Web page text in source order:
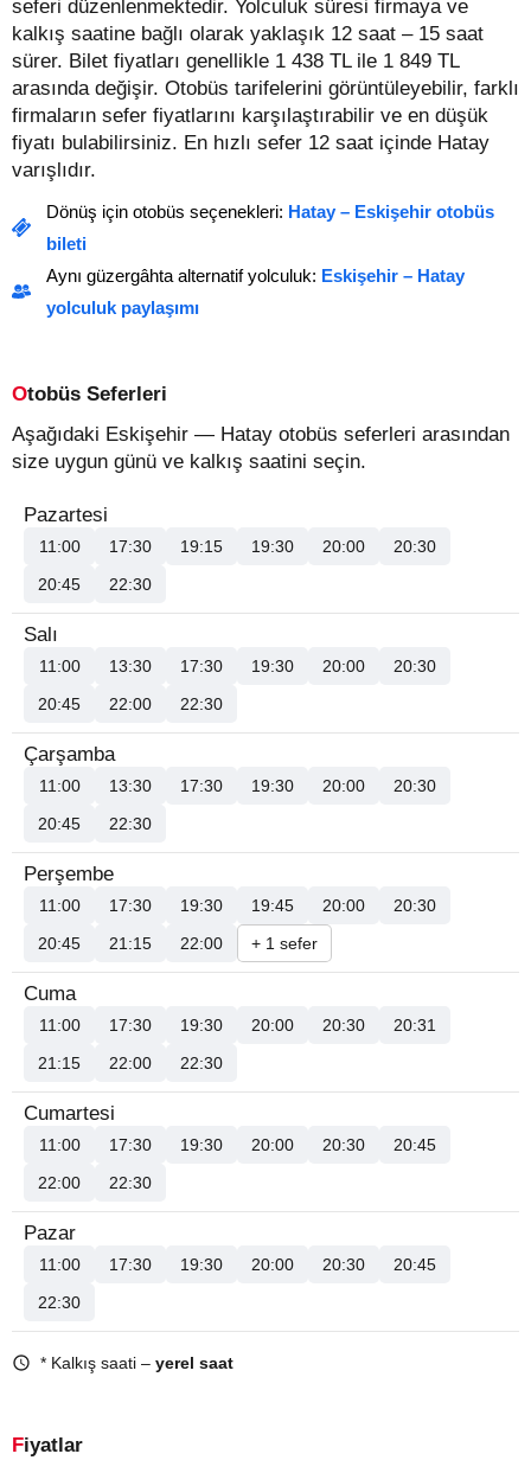
seferi düzenlenmektedir. Yolculuk süresi firmaya ve
kalkış saatine bağlı olarak yaklaşık 12 saat – 15 saat
sürer. Bilet fiyatları genellikle 1 438 TL ile 1 849 TL
arasında değişir. Otobüs tarifelerini görüntüleyebilir, farklı
firmaların sefer fiyatlarını karşılaştırabilir ve en düşük
fiyatı bulabilirsiniz. En hızlı sefer 12 saat içinde Hatay
varışlıdır.
Dönüş için otobüs seçenekleri: Hatay – Eskişehir otobüs
bileti
Aynı güzergâhta alternatif yolculuk: Eskişehir – Hatay
yolculuk paylaşımı
Otobüs Seferleri
Aşağıdaki Eskişehir — Hatay otobüs seferleri arasından
size uygun günü ve kalkış saatini seçin.
Pazartesi
11:00 17:30 19:15 19:30 20:00
20:30
20:45
22:30
Salı
11:00 13:30 17:30 19:30 20:00
20:30
20:45
22:00 22:30
Çarşamba
11:00 13:30 17:30 19:30 20:00
20:30
20:45
22:30
Perşembe
11:00 17:30 19:30 19:45 20:00
20:30
20:45
21:15 22:00 + 1 sefer
Cuma
11:00 17:30 19:30 20:00 20:30
20:31
21:15
22:00 22:30
Cumartesi
11:00 17:30 19:30 20:00 20:30
20:45
22:00
22:30
Pazar
11:00 17:30 19:30 20:00 20:30
20:45
22:30
* Kalkış saati – yerel saat
Fiyatlar